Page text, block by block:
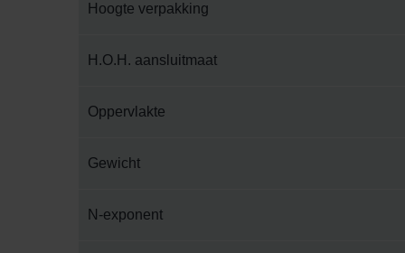
Hoogte verpakking
H.O.H. aansluitmaat
Oppervlakte
Gewicht
N-exponent